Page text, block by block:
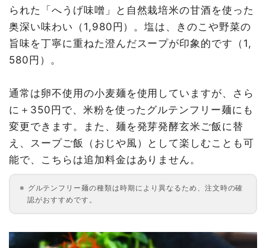
られた「へうげ味噌」と自然栽培米の甘酒を使った
奥深い味わい（1,980円）。塩は、きのこや野菜の
旨味を丁寧に重ねた澄んだスープが印象的です（1,
580円）。
通常は卵不使用の小麦麺を使用していますが、さら
に＋350円で、米粉を使ったグルテンフリー麺にも
変更できます。また、麺を発芽発酵玄米ご飯に替
え、スープご飯（おじや風）として楽しむことも可
能で、こちらは追加料金はありません。
グルテンフリー麺の種類は時期により異なるため、注文時の確
認がおすすめです。